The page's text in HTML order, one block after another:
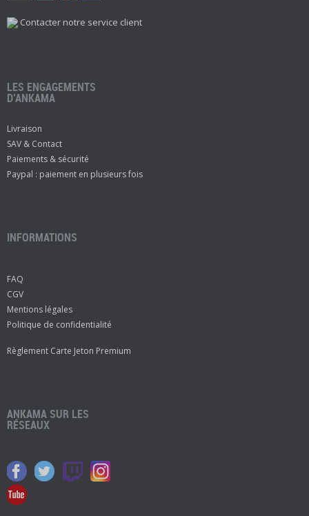
Contacter notre service client
LES ENGAGEMENTS
D’ANKAMA
Livraison
SAV & Contact
Paiements & sécurité
Paypal : paiement en plusieurs fois
INFORMATIONS
FAQ
CGV
Mentions légales
Politique de confidentialité
Règlement Carte Jeton Premium
ANKAMA SUR LES
RÉSEAUX